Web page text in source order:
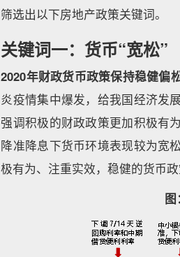
筛选出以下房地产政策关键词。
关键词一：货币“宽松”
2020年财政货币政策保持稳健偏
炎疫情集中爆发，给我国经济发
强调积极的财政政策更加积极有
降准降息下货币环境表现较为宽
极有为、注重实效，稳健的货币
图